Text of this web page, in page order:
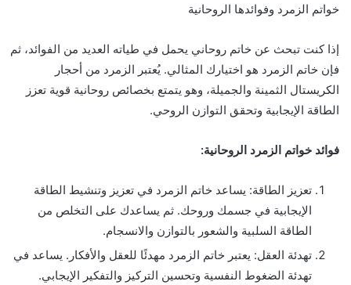
خواتم الزمرد وفوائدها الروحانية
إذا كنت تبحث عن خاتم روحاني يحمل في طياته العديد من الفوائد، ثم
فإن خاتم الزمرد هو اختيارك المثالي. يُعتبر الزمرد من أحجار
الكريستال الثمينة والجميلة، وهو يتمتع بخصائص روحانية قوية تعزز
الطاقة الإيجابية وتحقق التوازن الروحي.
فوائد خواتم الزمرد الروحانية:
تعزيز الطاقة: يساعد خاتم الزمرد في تعزيز وتنشيط الطاقة
الإيجابية في جسمك وروحك. ثم يساعدك على التخلص من
الطاقة السلبية والشعور بالتوازن والانسجام.
تهدئة العقل: يعتبر خاتم الزمرد مهدئًا للعقل والأفكار. يساعد في
تهدئة الضغوط النفسية وتحسين التركيز والتفكير الإيجابي.